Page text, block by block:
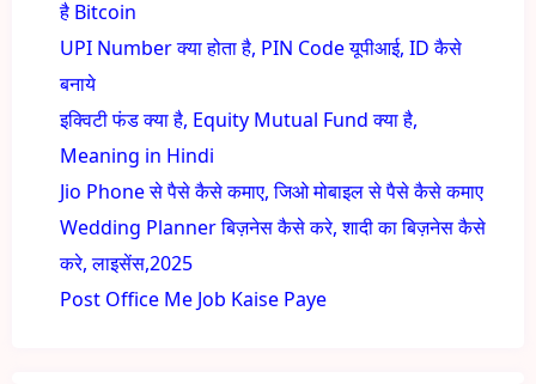
है Bitcoin
UPI Number क्या होता है, PIN Code यूपीआई, ID कैसे
बनाये
इक्विटी फंड क्या है, Equity Mutual Fund क्या है,
Meaning in Hindi
Jio Phone से पैसे कैसे कमाए, जिओ मोबाइल से पैसे कैसे कमाए
Wedding Planner बिज़नेस कैसे करे, शादी का बिज़नेस कैसे
करे, लाइसेंस,2025
Post Office Me Job Kaise Paye